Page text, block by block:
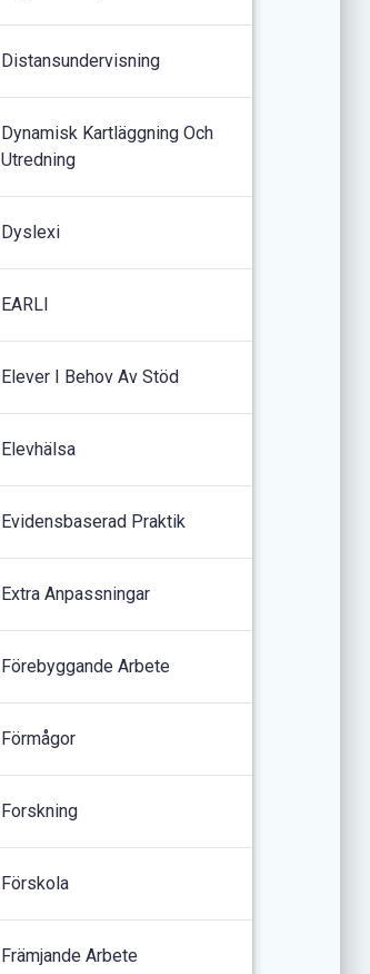
Distansundervisning
Dynamisk Kartläggning Och
Utredning
Dyslexi
EARLI
Elever I Behov Av Stöd
Elevhälsa
Evidensbaserad Praktik
Extra Anpassningar
Förebyggande Arbete
Förmågor
Forskning
Förskola
Främjande Arbete